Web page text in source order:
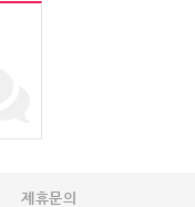
제휴문의